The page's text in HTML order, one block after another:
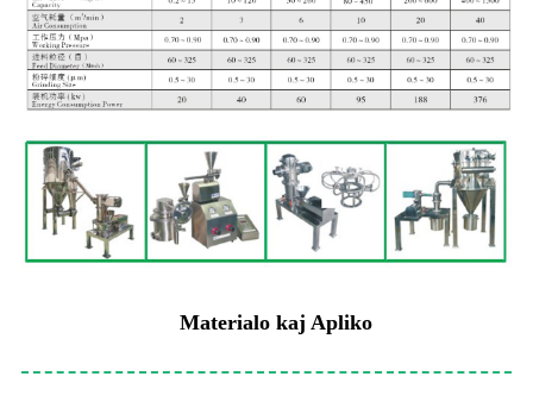
Materialo kaj Apliko